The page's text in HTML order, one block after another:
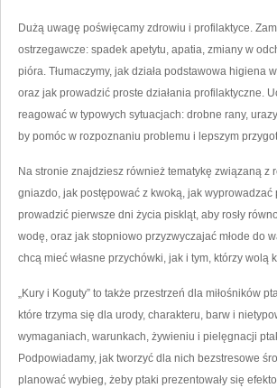
Dużą uwagę poświęcamy zdrowiu i profilaktyce.
ostrzegawcze: spadek apetytu, apatia, zmiany w
pióra. Tłumaczymy, jak działa podstawowa
oraz jak prowadzić proste działania profilaktyczne.
reagować w typowych sytuacjach: drobne rany,
by pomóc w rozpoznaniu problemu i lepszym
Na stronie znajdziesz również tematykę związaną
gniazdo, jak postępować z kwoką, jak
prowadzić pierwsze dni życia piskląt, aby rosły
wodę, oraz jak stopniowo przyzwyczajać młode do
chcą mieć własne przychówki, jak i tym, którzy wolą
„Kury i Koguty” to także przestrzeń dla miłośników
które trzyma się dla urody, charakteru, barw i
wymaganiach, warunkach, żywieniu i pielęgnacji
Podpowiadamy, jak tworzyć dla nich bezstresowe
planować wybieg, żeby ptaki prezentowały się